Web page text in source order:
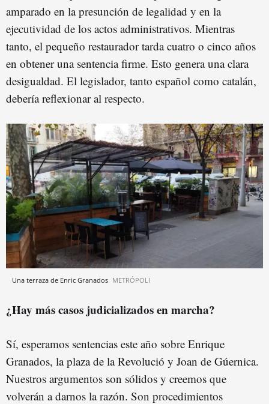
amparado en la presunción de legalidad y en la
ejecutividad de los actos administrativos. Mientras
tanto, el pequeño restaurador tarda cuatro o cinco años
en obtener una sentencia firme. Esto genera una clara
desigualdad. El legislador, tanto español como catalán,
debería reflexionar al respecto.
Una terraza de Enric Granados METRÓPOLI
¿Hay más casos judicializados en marcha?
Sí, esperamos sentencias este año sobre Enrique
Granados, la plaza de la Revolució y Joan de Gúernica.
Nuestros argumentos son sólidos y creemos que
volverán a darnos la razón. Son procedimientos